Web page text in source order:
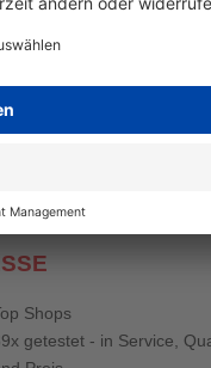
E-Mail Adresse
Weitere Informationen
Shops
getestet - in Service,